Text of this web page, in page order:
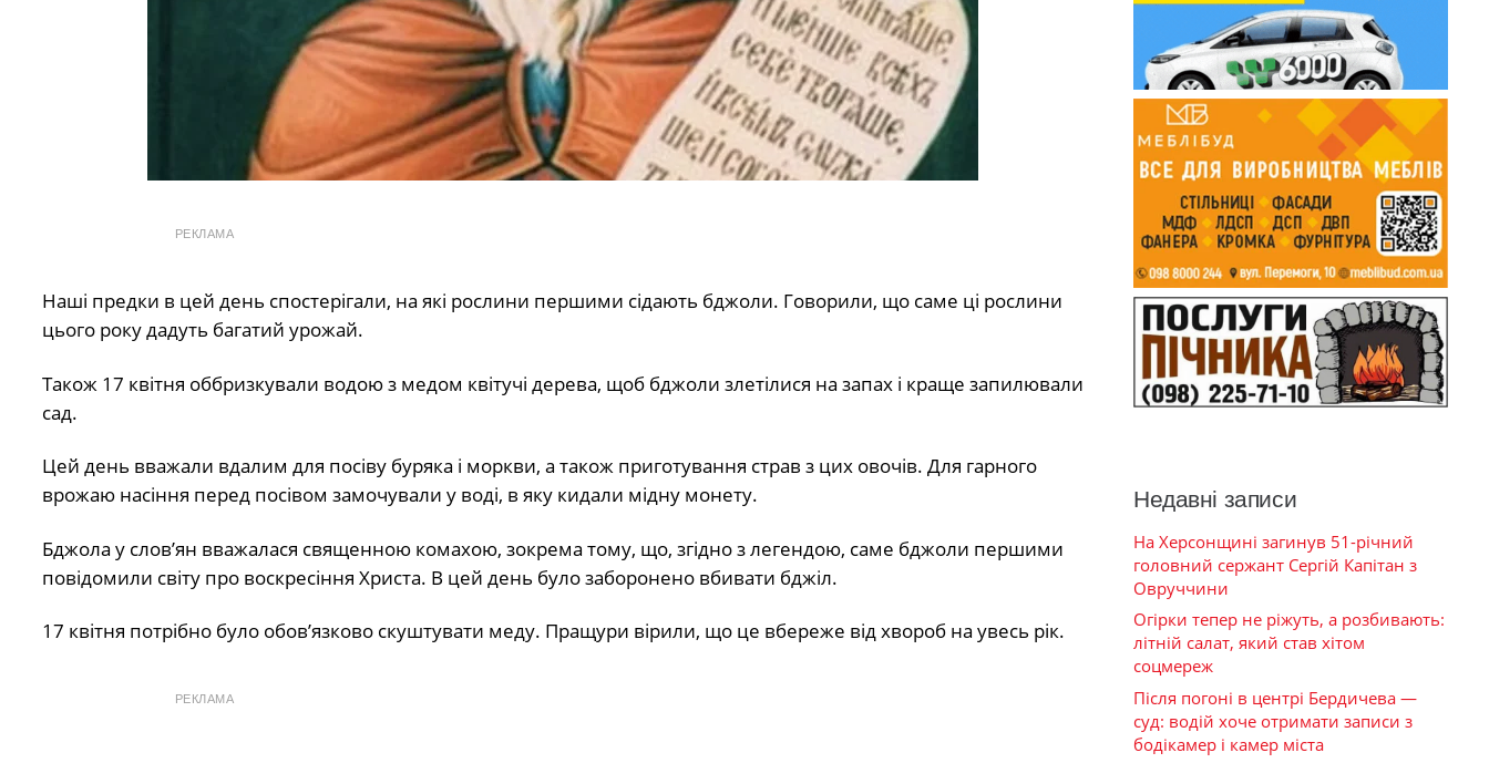
РЕКЛАМА
Наші предки в цей день спостерігали, на які рослини першими сідають бджоли. Говорили, що саме ці рослини
цього року дадуть багатий урожай.
Також 17 квітня оббризкували водою з медом квітучі дерева, щоб бджоли злетілися на запах і краще запилювали
сад.
Цей день вважали вдалим для посіву буряка і моркви, а також приготування страв з цих овочів. Для гарного
врожаю насіння перед посівом замочували у воді, в яку кидали мідну монету.
Бджола у слов’ян вважалася священною комахою, зокрема тому, що, згідно з легендою, саме бджоли першими
повідомили світу про воскресіння Христа. В цей день було заборонено вбивати бджіл.
17 квітня потрібно було обов’язково скуштувати меду. Пращури вірили, що це вбереже від хвороб на увесь рік.
РЕКЛАМА
Недавні записи
На Херсонщині загинув 51-річний
головний сержант Сергій Капітан з
Овруччини
Огірки тепер не ріжуть, а розбивають:
літній салат, який став хітом
соцмереж
Після погоні в центрі Бердичева —
суд: водій хоче отримати записи з
бодікамер і камер міста